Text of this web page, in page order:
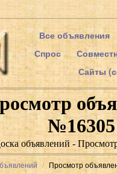
Все объявления
Спрос
Сайты
№16305
объявлений -
Просмотр